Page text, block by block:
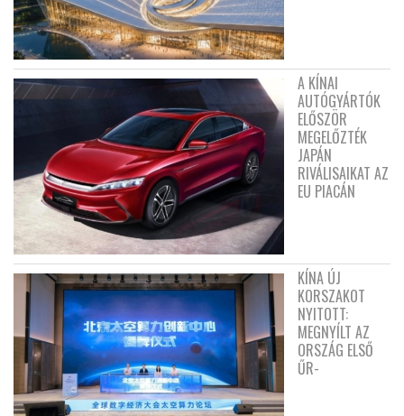
A KÍNAI
AUTÓGYÁRTÓK
ELŐSZÖR
MEGELŐZTÉK
JAPÁN
RIVÁLISAIKAT AZ
EU PIACÁN
KÍNA ÚJ
KORSZAKOT
NYITOTT:
MEGNYÍLT AZ
ORSZÁG ELSŐ
ŰR-